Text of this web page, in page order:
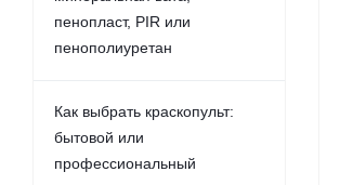
пенопласт, PIR или
пенополиуретан
Как выбрать краскопульт:
бытовой или
профессиональный